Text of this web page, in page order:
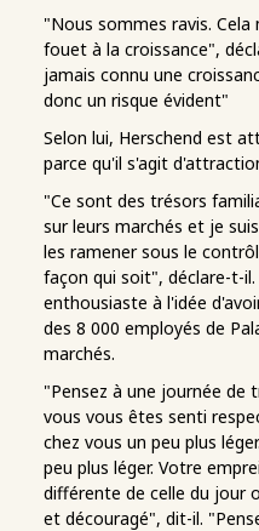
"Nous sommes ravis.
fouet à la croissance",
jamais connu une
donc un risque évident"
Selon lui, Herschend est
parce qu'il s'agit
"Ce sont des trésors
sur leurs marchés et je
les ramener sous le
façon qui soit", déclare-t-
enthousiaste à l'idée
des 8 000 employés de
marchés.
"Pensez à une journée de
vous vous êtes senti
chez vous un peu plus
peu plus léger. Votre
différente de celle du jour
et découragé", dit-il.